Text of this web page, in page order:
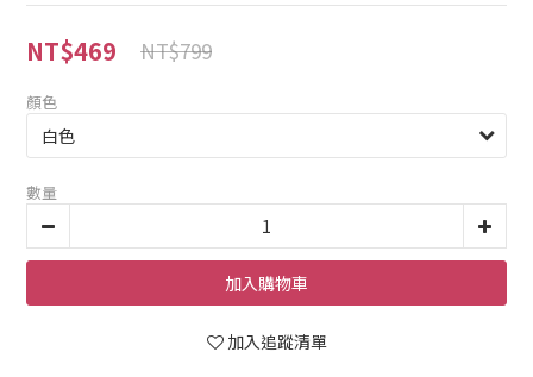
NT$469 NT$799
顏色
數量
加入購物車
加入追蹤清單